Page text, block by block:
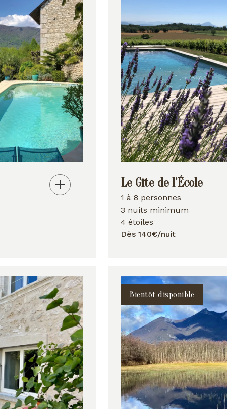
Le Gîte de l’École
1 à 8 personnes
3 nuits minimum
4 étoiles
Dès 140€/nuit
Bientôt disponible